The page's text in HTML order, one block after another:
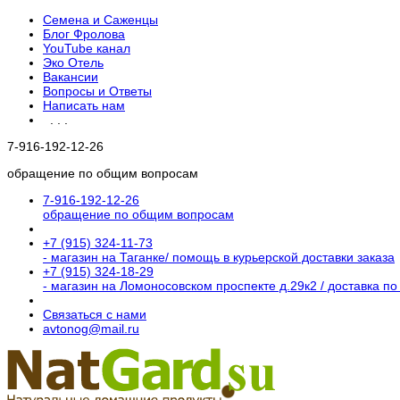
Семена и Саженцы
Блог Фролова
YouTube канал
Эко Отель
Вакансии
Вопросы и Ответы
Написать нам
7-916-192-12-26
обращение по общим вопросам
7-916-192-12-26
обращение по общим вопросам
+7 (915) 324-11-73
- магазин на Таганке/ помощь в курьерской доставки заказа
+7 (915) 324-18-29
- магазин на Ломоносовском проспекте д.29к2 / доставка по
Связаться с нами
avtonog@mail.ru